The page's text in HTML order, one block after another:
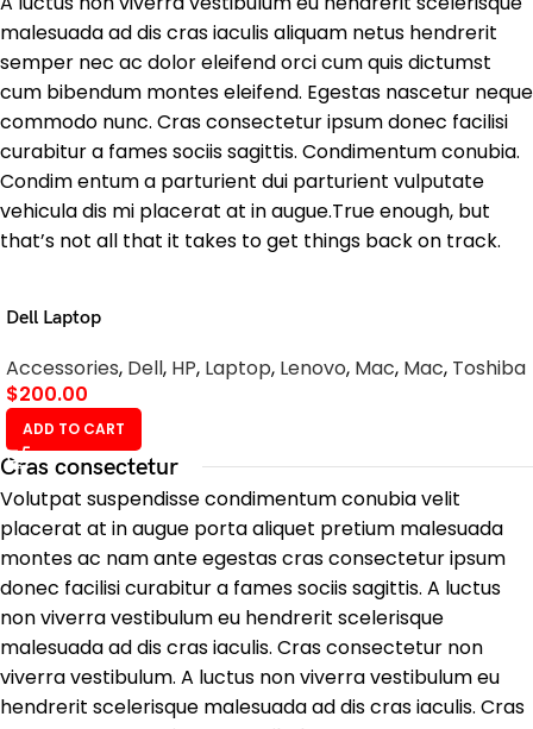
malesuada ad dis cras iaculis aliquam netus hendrerit
semper nec ac dolor eleifend orci cum quis dictumst
cum bibendum montes eleifend. Egestas nascetur neque
commodo nunc. Cras consectetur ipsum donec facilisi
curabitur a fames sociis sagittis. Condimentum conubia.
Condim entum a parturient dui parturient vulputate
vehicula dis mi placerat at in augue.True enough, but
that’s not all that it takes to get things back on track.
Dell Laptop
Accessories, Dell, HP, Laptop, Lenovo, Mac, Mac, Toshiba
$200.00
ADD TO CART
Cras consectetur
Volutpat suspendisse condimentum conubia velit
placerat at in augue porta aliquet pretium malesuada
montes ac nam ante egestas cras consectetur ipsum
donec facilisi curabitur a fames sociis sagittis. A luctus
non viverra vestibulum eu hendrerit scelerisque
malesuada ad dis cras iaculis. Cras consectetur non
viverra vestibulum. A luctus non viverra vestibulum eu
hendrerit scelerisque malesuada ad dis cras iaculis. Cras